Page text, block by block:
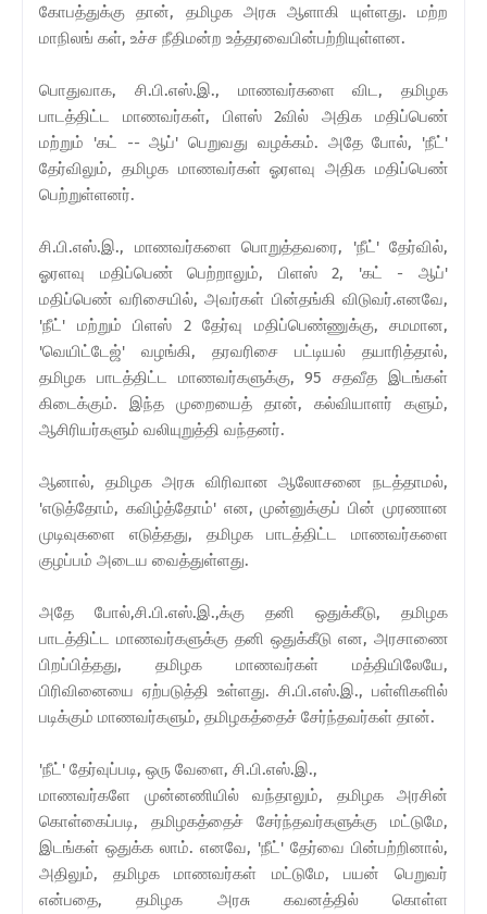
கோபத்துக்கு தான், தமிழக அரசு ஆளாகி யுள்ளது. மற்ற
மாநிலங் கள், உச்ச நீதிமன்ற உத்தரவைபின்பற்றியுள்ளன.
பொதுவாக, சி.பி.எஸ்.இ., மாணவர்களை விட, தமிழக
பாடத்திட்ட மாணவர்கள், பிளஸ் 2வில் அதிக மதிப்பெண்
மற்றும் 'கட் -- ஆப்' பெறுவது வழக்கம். அதே போல், 'நீட்'
தேர்விலும், தமிழக மாணவர்கள் ஓரளவு அதிக மதிப்பெண்
பெற்றுள்ளனர்.
சி.பி.எஸ்.இ., மாணவர்களை பொறுத்தவரை, 'நீட்' தேர்வில்,
ஓரளவு மதிப்பெண் பெற்றாலும், பிளஸ் 2, 'கட் - ஆப்'
மதிப்பெண் வரிசையில், அவர்கள் பின்தங்கி விடுவர்.எனவே,
'நீட்' மற்றும் பிளஸ் 2 தேர்வு மதிப்பெண்ணுக்கு, சமமான,
'வெயிட்டேஜ்' வழங்கி, தரவரிசை பட்டியல் தயாரித்தால்,
தமிழக பாடத்திட்ட மாணவர்களுக்கு, 95 சதவீத இடங்கள்
கிடைக்கும். இந்த முறையைத் தான், கல்வியாளர் களும்,
ஆசிரியர்களும் வலியுறுத்தி வந்தனர்.
ஆனால், தமிழக அரசு விரிவான ஆலோசனை நடத்தாமல்,
'எடுத்தோம், கவிழ்த்தோம்' என, முன்னுக்குப் பின் முரணான
முடிவுகளை எடுத்தது, தமிழக பாடத்திட்ட மாணவர்களை
குழப்பம் அடைய வைத்துள்ளது.
அதே போல்,சி.பி.எஸ்.இ.,க்கு தனி ஒதுக்கீடு, தமிழக
பாடத்திட்ட மாணவர்களுக்கு தனி ஒதுக்கீடு என, அரசாணை
பிறப்பித்தது, தமிழக மாணவர்கள் மத்தியிலேயே,
பிரிவினையை ஏற்படுத்தி உள்ளது. சி.பி.எஸ்.இ., பள்ளிகளில்
படிக்கும் மாணவர்களும், தமிழகத்தைச் சேர்ந்தவர்கள் தான்.
'நீட்' தேர்வுப்படி, ஒரு வேளை, சி.பி.எஸ்.இ.,
மாணவர்களே முன்னணியில் வந்தாலும், தமிழக அரசின்
கொள்கைப்படி, தமிழகத்தைச் சேர்ந்தவர்களுக்கு மட்டுமே,
இடங்கள் ஒதுக்க லாம். எனவே, 'நீட்' தேர்வை பின்பற்றினால்,
அதிலும், தமிழக மாணவர்கள் மட்டுமே, பயன் பெறுவர்
என்பதை, தமிழக அரசு கவனத்தில் கொள்ள